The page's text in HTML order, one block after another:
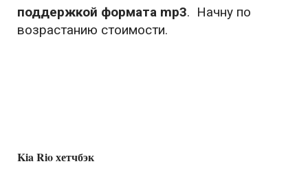
поддержкой формата mp3. Начну по
возрастанию стоимости.
Kia Rio хетчбэк